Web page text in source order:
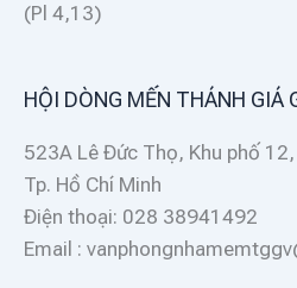
(Pl 4,13)
HỘI DÒNG MẾN THÁNH GIÁ
523A Lê Đức Thọ, Khu phố
Tp. Hồ Chí Minh
Điện thoại: 028 38941492
Email :